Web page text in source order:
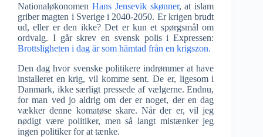
Nationaløkonomen Hans Jensevik skønner, at islam
griber magten i Sverige i 2040-2050. Er krigen brudt
ud, eller er den ikke? Det er kun et spørgsmål om
ordvalg. I går skrev en svensk polis i Expressen:
Brottsligheten i dag är som hämtad från en krigszon.
Den dag hvor svenske politikere indrømmer at have
installeret en krig, vil komme sent. De er, ligesom i
Danmark, ikke særligt pressede af vælgerne. Endnu,
for man ved jo aldrig om der er noget, der en dag
vækker denne komatøse skare. Når der er, vil jeg
nødigt være politiker, men så langt mistænker jeg
ingen politiker for at tænke.